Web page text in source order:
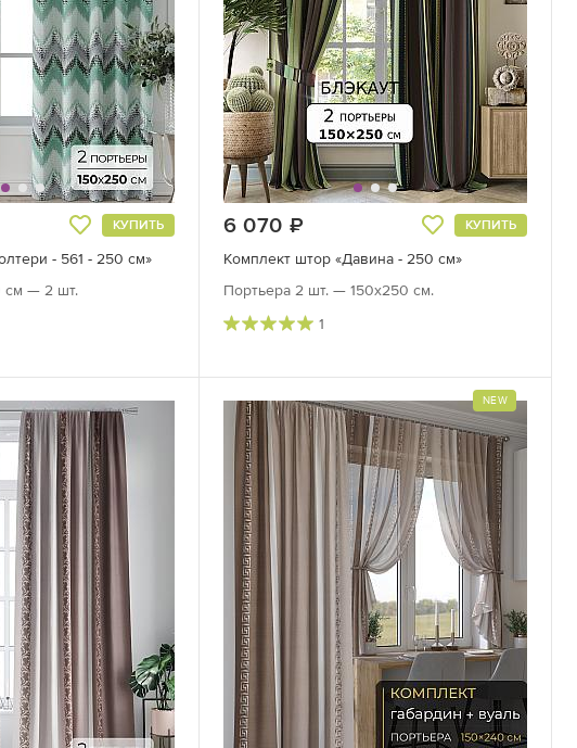
КУПИТЬ
- 561 - 250 см»
см — 2 шт.
6 070 КУПИТЬ
Комплект штор «Давина - 250 см»
Портьера 2 шт. — 150х250 см.
1
NEW